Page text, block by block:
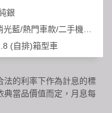
銀
門車款/二手機車/代步車
(自排)箱型車
法的利率下作為計息的標
典當品價值而定，月息每